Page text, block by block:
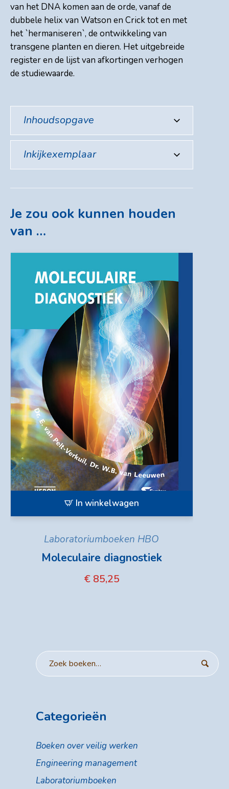
van het DNA komen aan de orde, vanaf de
dubbele helix van Watson en Crick tot en met
het `hermaniseren`, de ontwikkeling van
transgene planten en dieren. Het uitgebreide
register en de lijst van afkortingen verhogen
de studiewaarde.
Inhoudsopgave
Inkijkexemplaar
Je zou ook kunnen houden
van …
In winkelwagen
Laboratoriumboeken HBO
Moleculaire diagnostiek
€ 85,25
Categorieën
Boeken over veilig werken
Engineering management
Laboratoriumboeken